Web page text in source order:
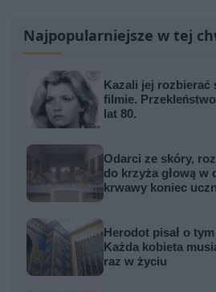
Najpopularniejsze w tej
Kazali jej rozbierać
filmie.
lat 80.
Odarci ze skóry,
do krzyża głową w
krwawy koniec
Herodot pisał o
Każda kobieta
raz w życiu